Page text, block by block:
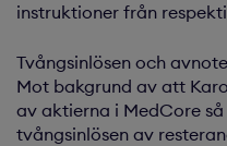
instruktioner från
Tvångsinlösen och
Mot bakgrund av att
av aktierna i MedCore
tvångsinlösen av